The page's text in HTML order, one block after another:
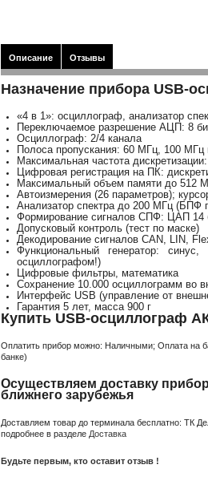
Описание Отзывы
Назначение прибора USB-
«4 в 1»: осциллограф, анализатор
Переключаемое разрешение АЦП: 8
Осциллограф: 2/4 канала
Полоса пропускания: 60 МГц, 100
Максимальная частота
Цифровая регистрация на ПК:
Максимальный объем памяти до 512
Автоизмерения (26 параметров);
Анализатор спектра до 200 МГц (БПФ
Формирование сигналов СПФ: ЦАП 14
Допусковый контроль (тест по маске)
Декодирование сигналов CAN, LIN,
Функциональный генератор:
осциллографом!)
Цифровые фильтры, математика
Сохранение 10.000 осциллограмм во
Интерфейс USB (управление от
Гарантия 5 лет, масса 900 г
Купить USB-осциллограф
Оплатить прибор можно: Наличными; Оплата на
банке)
Осуществляем доставку
ближнего зарубежья
Доставляем товар до терминала бесплатно: ТК
подробнее в разделе Доставка
Будьте первым, кто оставит отзыв !